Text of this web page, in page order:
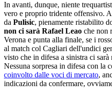
In avanti, dunque, niente
vero e proprio tridente offensivo.
da Pulisic, pienamente ristabilito
non ci sarà Rafael Leao che non
Verona e punta alla finale, se i
al match col Cagliari dell'undici
visto che in difesa a sinistra ci
Nessuna sorpresa in difesa con la
coinvolto dalle voci di mercato,
indicazioni da confermare,